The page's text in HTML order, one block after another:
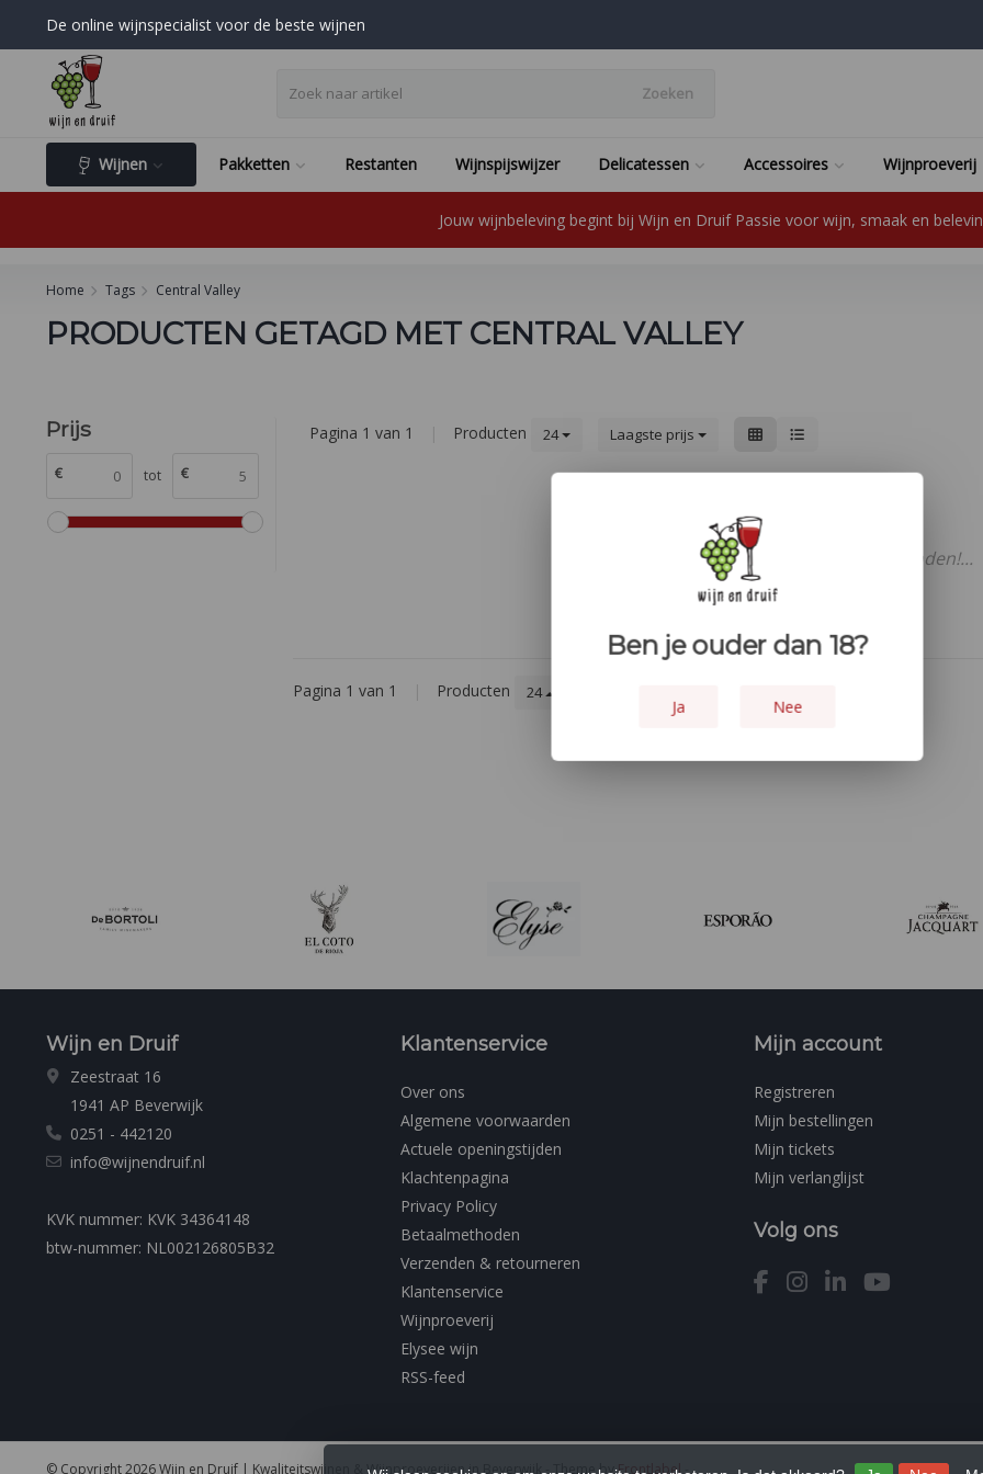
De online wijnspecialist voor de beste wijnen
Zoeken
Wijnen Pakketten Restanten Wijnspijswijzer Delicatessen Accessoires Wijnproeverij
Jouw wijnbeleving begint bij Wijn en Druif Passie voor wijn, smaak en
Home Tags Central Valley
PRODUCTEN GETAGD MET CENTRAL VALLEY
Prijs
€ tot €
Pagina 1 van 1 Producten 24 Laagste prijs
Geen producten gevonden!...
Pagina 1 van 1 Producten 24
Wijn en Druif
Zeestraat 16
1941 AP Beverwijk
0251 - 442120
info@wijnendruif.nl
KVK nummer: KVK 34364148
btw-nummer: NL002126805B32
Klantenservice
Over ons
Algemene voorwaarden
Actuele openingstijden
Klachtenpagina
Privacy Policy
Betaalmethoden
Verzenden & retourneren
Klantenservice
Wijnproeverij
Elysee wijn
RSS-feed
Mijn account
Registreren
Mijn bestellingen
Mijn tickets
Mijn verlanglijst
Volg ons
© Copyright 2026 Wijn en Druif | Kwaliteitswijnen & Wijnproeverijen in Beverwijk- Theme byFrontlabel-
Ben je ouder dan 18?
Ja Nee